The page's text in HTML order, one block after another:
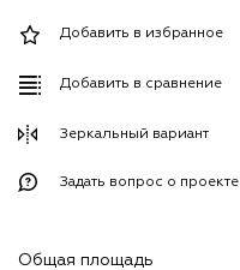
Добавить в избранное
Добавить в сравнение
Зеркальный вариант
Задать вопрос о проекте
Общая площадь